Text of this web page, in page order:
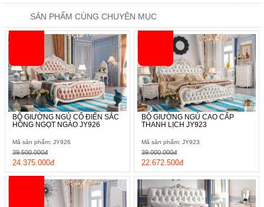
SẢN PHẨM CÙNG CHUYÊN MỤC
BỘ GIƯỜNG NGỦ CỔ ĐIỂN SẮC
HỒNG NGỌT NGÀO JY926
Mã sản phẩm: JY926
24.375.000đ
39.500.000đ
BỘ GIƯỜNG NGỦ CAO CẤP
THANH LỊCH JY923
Mã sản phẩm: JY923
22.672.500đ
39.000.000đ